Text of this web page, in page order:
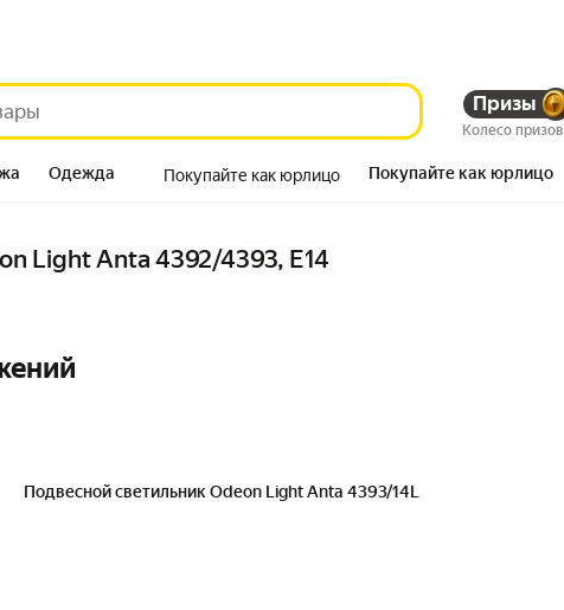
Призы
Колесо призов
Одежда Покупайте как юрлицо Покупайте как юрлицо
Light Anta 4392/4393, E14
Подвесной светильник Odeon Light Anta 4393/14L